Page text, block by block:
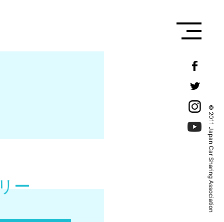
© 2011 Japan Car Sharing Association
ー